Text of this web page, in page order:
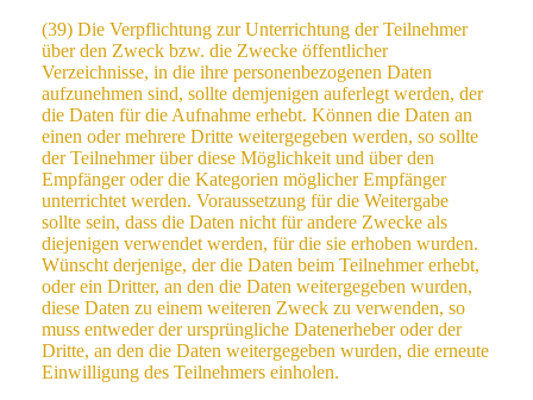
(39) Die Verpflichtung zur Unterrichtung der Teilnehmer
über den Zweck bzw. die Zwecke öffentlicher
Verzeichnisse, in die ihre personenbezogenen Daten
aufzunehmen sind, sollte demjenigen auferlegt werden, der
die Daten für die Aufnahme erhebt. Können die Daten an
einen oder mehrere Dritte weitergegeben werden, so sollte
der Teilnehmer über diese Möglichkeit und über den
Empfänger oder die Kategorien möglicher Empfänger
unterrichtet werden. Voraussetzung für die Weitergabe
sollte sein, dass die Daten nicht für andere Zwecke als
diejenigen verwendet werden, für die sie erhoben wurden.
Wünscht derjenige, der die Daten beim Teilnehmer erhebt,
oder ein Dritter, an den die Daten weitergegeben wurden,
diese Daten zu einem weiteren Zweck zu verwenden, so
muss entweder der ursprüngliche Datenerheber oder der
Dritte, an den die Daten weitergegeben wurden, die erneute
Einwilligung des Teilnehmers einholen.